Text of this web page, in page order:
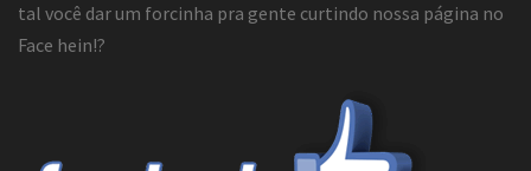
tal você dar um forcinha pra gente curtindo nossa página no
Face hein!?